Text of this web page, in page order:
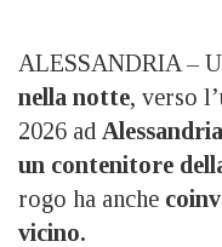
ALESSANDRIA –
nella notte, verso
2026 ad Alessandria
un contenitore
rogo ha anche
vicino.